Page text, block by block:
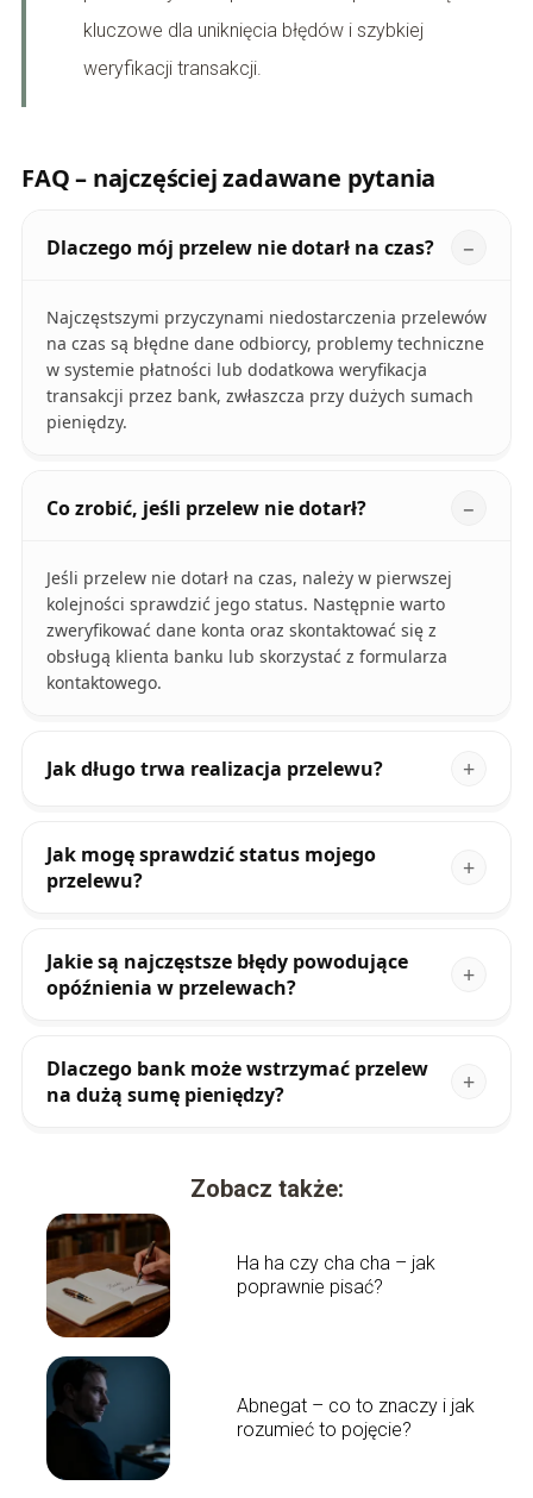
kluczowe dla uniknięcia błędów i szybkiej
weryfikacji transakcji.
FAQ – najczęściej zadawane pytania
Dlaczego mój przelew nie dotarł na czas?
Najczęstszymi przyczynami niedostarczenia przelewów
na czas są błędne dane odbiorcy, problemy techniczne
w systemie płatności lub dodatkowa weryfikacja
transakcji przez bank, zwłaszcza przy dużych sumach
pieniędzy.
Co zrobić, jeśli przelew nie dotarł?
Jeśli przelew nie dotarł na czas, należy w pierwszej
kolejności sprawdzić jego status. Następnie warto
zweryfikować dane konta oraz skontaktować się z
obsługą klienta banku lub skorzystać z formularza
kontaktowego.
Jak długo trwa realizacja przelewu?
Jak mogę sprawdzić status mojego
przelewu?
Jakie są najczęstsze błędy powodujące
opóźnienia w przelewach?
Dlaczego bank może wstrzymać przelew
na dużą sumę pieniędzy?
Zobacz także:
Ha ha czy cha cha – jak
poprawnie pisać?
Abnegat – co to znaczy i jak
rozumieć to pojęcie?